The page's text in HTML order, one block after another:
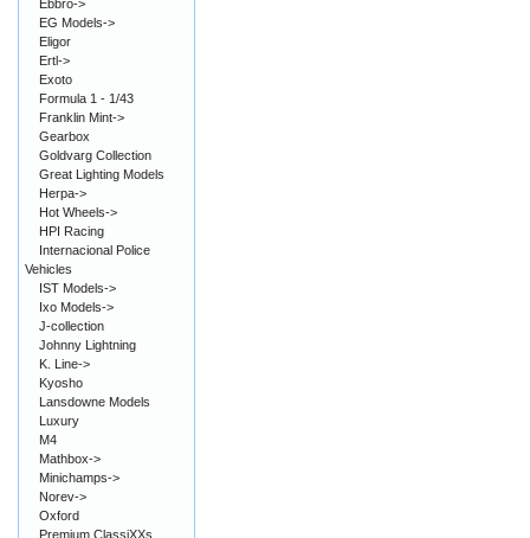
Ebbro->
EG Models->
Eligor
Ertl->
Exoto
Formula 1 - 1/43
Franklin Mint->
Gearbox
Goldvarg Collection
Great Lighting Models
Herpa->
Hot Wheels->
HPI Racing
Internacional Police
Vehicles
IST Models->
Ixo Models->
J-collection
Johnny Lightning
K. Line->
Kyosho
Lansdowne Models
Luxury
M4
Mathbox->
Minichamps->
Norev->
Oxford
Premium ClassiXXs